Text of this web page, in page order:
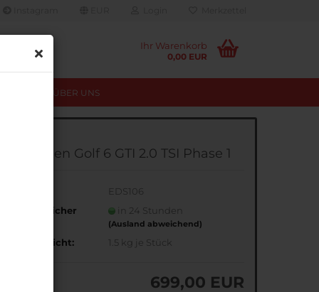
Ihr Warenkorb
0,00 EUR
ÜBER UNS
Volkswagen Golf 6 GTI 2.0 TSI Phase 1
EDS106
in 24 Stunden
(Ausland abweichend)
1.5 kg je Stück
699,00 EUR